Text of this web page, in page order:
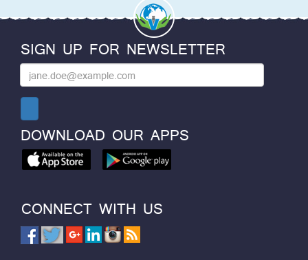
SIGN UP FOR NEWSLETTER
DOWNLOAD OUR APPS
CONNECT WITH US